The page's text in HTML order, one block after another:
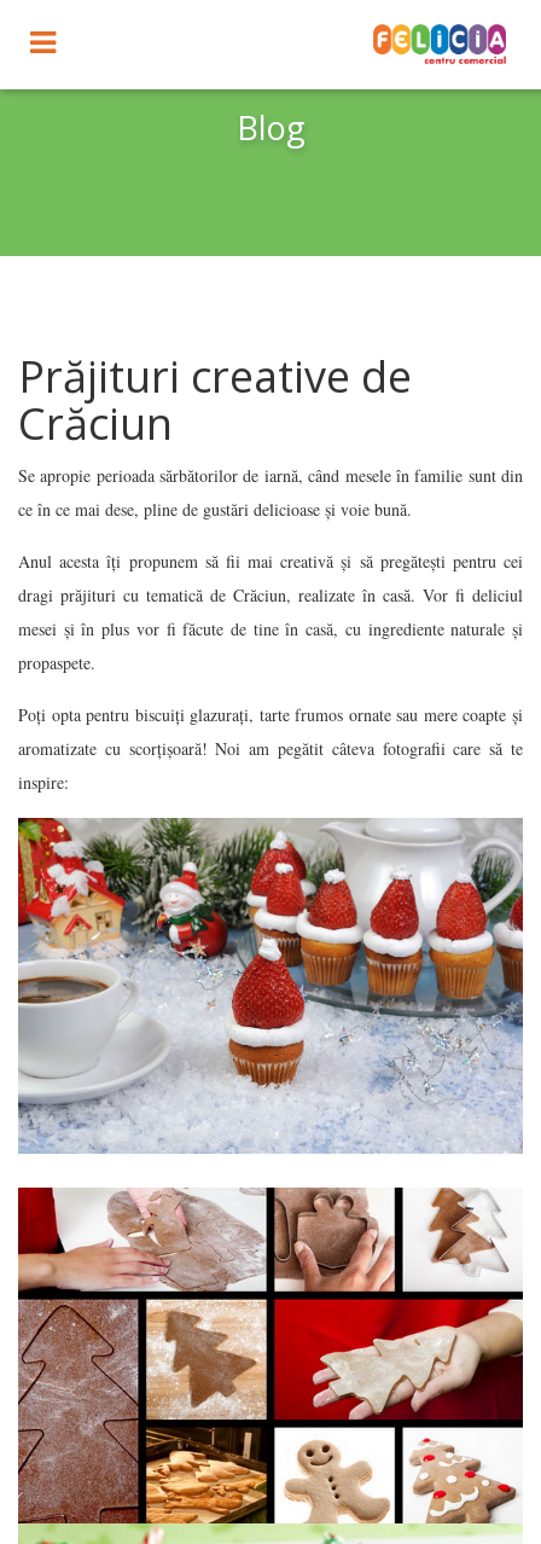
Toggle
navigation
Blog
Prăjituri creative de
Crăciun
Se apropie perioada sărbătorilor de iarnă, când mesele în familie sunt din
ce în ce mai dese, pline de gustări delicioase și voie bună.
Anul acesta îți propunem să fii mai creativă și să pregătești pentru cei
dragi prăjituri cu tematică de Crăciun, realizate în casă. Vor fi deliciul
mesei și în plus vor fi făcute de tine în casă, cu ingrediente naturale și
propaspete.
Poți opta pentru biscuiți glazurați, tarte frumos ornate sau mere coapte și
aromatizate cu scorțișoară! Noi am pegătit câteva fotografii care să te
inspire: